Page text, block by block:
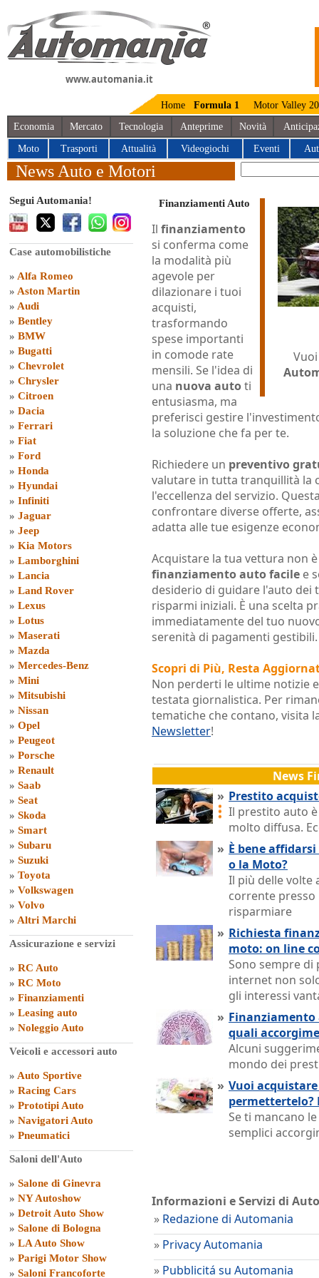
www.automania.it
Home Formula 1
Motor Valley
Economia
Mercato Tecnologia Anteprime Novità
Moto Trasporti Attualità Videogiochi Eventi
News Auto e Motori
Segui Automania!
Case automobilistiche
» Alfa Romeo
» Aston Martin
» Audi
» Bentley
» BMW
» Bugatti
» Chevrolet
» Chrysler
» Citroen
» Dacia
» Ferrari
» Fiat
» Ford
» Honda
» Hyundai
» Infiniti
» Jaguar
» Jeep
» Kia Motors
» Lamborghini
» Lancia
» Land Rover
» Lexus
» Lotus
» Maserati
» Mazda
» Mercedes-Benz
» Mini
» Mitsubishi
» Nissan
» Opel
» Peugeot
» Porsche
» Renault
» Saab
» Seat
» Skoda
» Smart
» Subaru
» Suzuki
» Toyota
» Volkswagen
» Volvo
» Altri Marchi
Assicurazione e servizi
» RC Auto
» RC Moto
» Finanziamenti
» Leasing auto
» Noleggio Auto
Veicoli e accessori auto
» Auto Sportive
» Racing Cars
» Prototipi Auto
» Navigatori Auto
» Pneumatici
Saloni dell'Auto
» Salone di Ginevra
» NY Autoshow
» Detroit Auto Show
» Salone di Bologna
» LA Auto Show
» Parigi Motor Show
» Saloni Francoforte
Finanziamenti Auto
Il finanziamento
si conferma come
la modalità più
agevole per
dilazionare i tuoi
acquisti,
trasformando
spese importanti
in comode rate
mensili. Se l'idea di
una nuova autoti
entusiasma, ma
preferisci gestire
la soluzione che fa per te.
Richiedere un preventivo
valutare in tutta tranquillità la
l'eccellenza del servizio.
confrontare diverse offerte,
adatta alle tue esigenze
Acquistare la tua vettura non
finanziamento auto facile e
desiderio di guidare l'auto dei
risparmi iniziali. È una scelta
immediatamente del tuo
serenità di pagamenti gestibili.
Scopri di Più, Resta
Non perderti le ultime notizie
testata giornalistica. Per
tematiche che contano, visita
Newsletter!
News
» Prestito
Il prestito auto
molto diffusa.
» È bene
o la Moto?
Il più delle volte
corrente
risparmiare
» Richiesta
moto: on line
Sono sempre di
internet non
gli interessi
»
quali
Alcuni
mondo dei
» Vuoi
permettertelo?
Se ti mancano
semplici
Informazioni e Servizi di
» Redazione di Automania
» Privacy Automania
» Pubblicitá su Automania